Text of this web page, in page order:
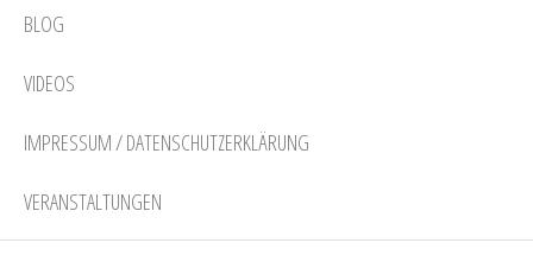
BLOG
VIDEOS
IMPRESSUM / DATENSCHUTZERKLÄRUNG
VERANSTALTUNGEN